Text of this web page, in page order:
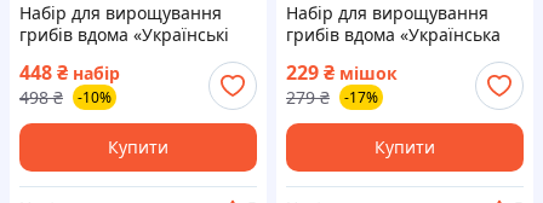
Набір для вирощування
грибів вдома «Українські
вешенки» — 2 комплекти,
готовий подарунковий
набір із засіяним міцелієм
448₴ набір
498 ₴ -10%
Купити
Набір для вирощування
грибів вдома «Українська
глива» — готовий грибний
блок із засіяним міцелієм (1
мішок)
229₴ мішок
279 ₴ -17%
Купити